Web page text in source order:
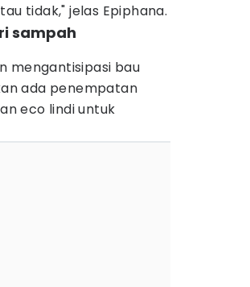
tidak," jelas Epiphana.
sampah
mengantisipasi bau
ada penempatan
eco lindi untuk